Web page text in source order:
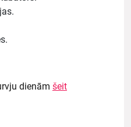
dienām šeit